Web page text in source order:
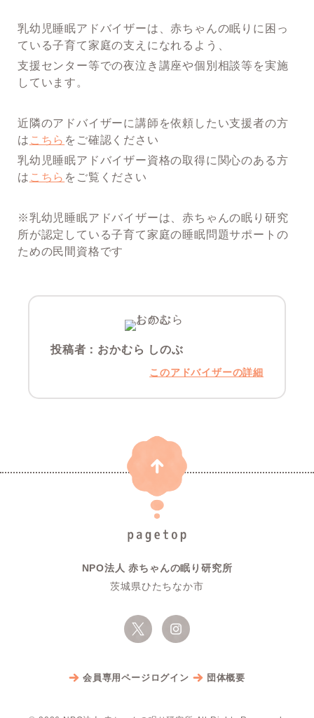
乳幼児睡眠アドバイザーは、赤ちゃんの眠りに困っ
ている子育て家庭の支えになれるよう、
支援センター等での夜泣き講座や個別相談等を実施
しています。
近隣のアドバイザーに講師を依頼したい支援者の方
は こちら をご確認ください
乳幼児睡眠アドバイザー資格の取得に関心のある方
は こちら をご覧ください
※乳幼児睡眠アドバイザーは、赤ちゃんの眠り研究
所が認定している子育て家庭の睡眠問題サポートの
ための民間資格です
投稿者： おかむら しのぶ
このアドバイザーの詳細
NPO法人 赤ちゃんの眠り研究所
茨城県ひたちなか市
会員専用ページログイン 団体概要